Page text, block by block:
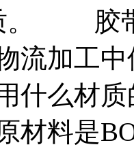
。 胶带
流加工
什么
材料是